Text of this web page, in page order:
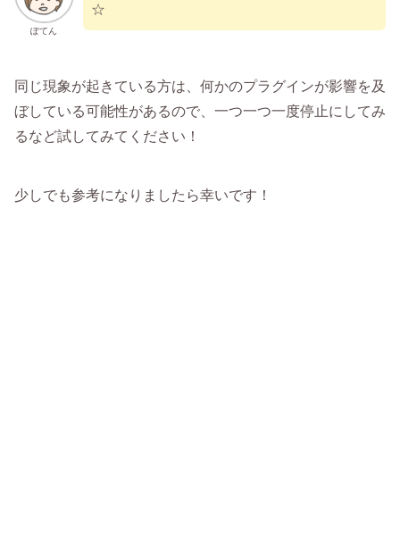
ぽてん
☆
同じ現象が起きている方は、何かのプラグインが影響を及
ぼしている可能性があるので、一つ一つ一度停止にしてみ
るなど試してみてください！
少しでも参考になりましたら幸いです！